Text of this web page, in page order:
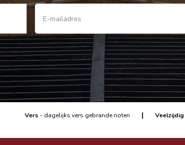
Vers - dagelijks vers gebrande noten | Veelzijdig